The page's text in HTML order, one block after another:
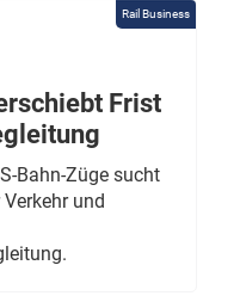
Rail Business
Frist
Bahn-Züge sucht
und